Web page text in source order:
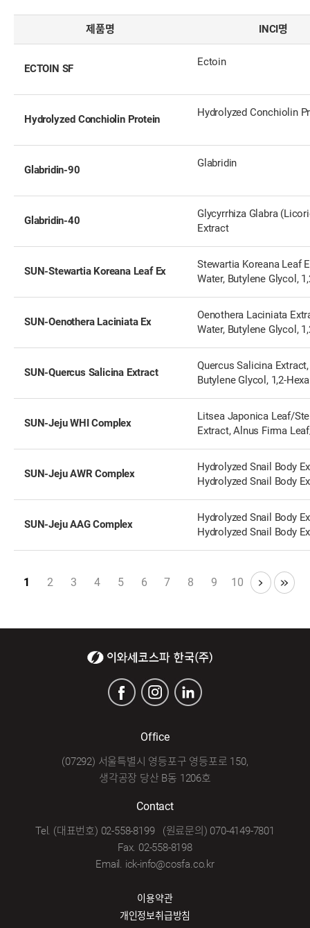
제품명 INCI명
ECTOIN SF
Ectoin
Hydrolyzed Conchiolin Protein
Hydrolyzed Conchiolin
Glabridin-90
Glabridin
Glabridin-40
Glycyrrhiza Glabra
Extract
SUN-Stewartia Koreana Leaf Ex
Stewartia Koreana Leaf
Water, Butylene Glycol,
SUN-Oenothera Laciniata Ex
Oenothera Laciniata
Water, Butylene Glycol,
SUN-Quercus Salicina Extract
Quercus Salicina Extract,
Butylene Glycol, 1,2-
SUN-Jeju WHI Complex
Litsea Japonica Leaf/
Extract, Alnus Firma
Extract, Water, Butylene
1,2-Hexanediol, Caprylyl
SUN-Jeju AWR Complex
Hydrolyzed Snail Body
Hydrolyzed Snail Body
Extract, Water, Butylene
1,2-Hexanediol, Caprylyl
SUN-Jeju AAG Complex
Hydrolyzed Snail Body
Hydrolyzed Snail Body
1,2-Hexanediol, Caprylyl
1 2 3 4 5 6 7 8 9 10
Office
(07292) 서울특별시 영등포구 영등포로 150,
생각공장 당산 B동 1206호
Contact
Tel. (대표번호) 02-558-8199 (원료문의) 070-4149-7801
Fax. 02-558-8198
Email. ick-info@cosfa.co.kr
이용약관
개인정보취급방침